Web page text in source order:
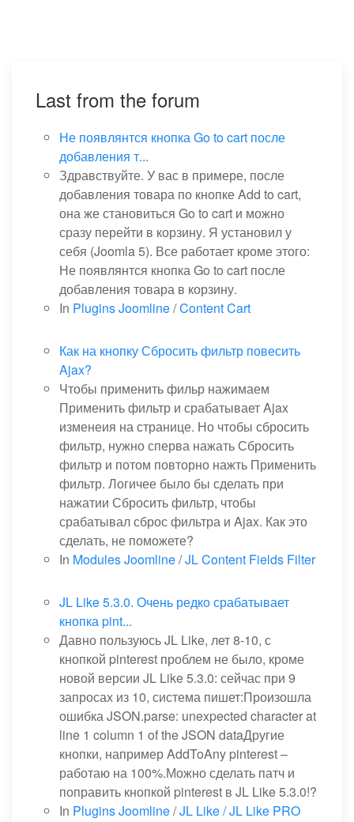
Last from the forum
Не появлянтся кнопка Go to cart после
добавления т...
Здравствуйте. У вас в примере, после
добавления товара по кнопке Add to cart,
она же становиться Go to cart и можно
сразу перейти в корзину. Я установил у
себя (Joomla 5). Все работает кроме этого:
Не появлянтся кнопка Go to cart после
добавления товара в корзину.
In Plugins Joomline/Content Cart
Как на кнопку Сбросить фильтр повесить
Ajax?
Чтобы применить фильр нажимаем
Применить фильтр и срабатывает Ajax
изменеия на странице. Но чтобы сбросить
фильтр, нужно сперва нажать Сбросить
фильтр и потом повторно нажть Применить
фильтр. Логичее было бы сделать при
нажатии Сбросить фильтр, чтобы
срабатывал сброс фильтра и Ajax. Как это
сделать, не поможете?
In Modules Joomline/JL Content Fields Filter
JL Like 5.3.0. Очень редко срабатывает
кнопка pint...
Давно пользуюсь JL Like, лет 8-10, с
кнопкой pinterest проблем не было, кроме
новой версии JL Like 5.3.0: сейчас при 9
запросах из 10, система пишет:Произошла
ошибка JSON.parse: unexpected character at
line 1 column 1 of the JSON dataДругие
кнопки, например AddToAny pinterest –
работаю на 100%.Можно сделать патч и
поправить кнопкой pinterest в JL Like 5.3.0!?
In Plugins Joomline/JL Like / JL Like PRO